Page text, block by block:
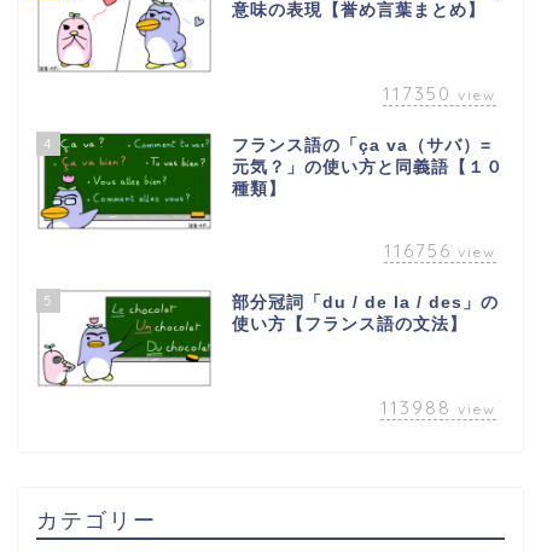
意味の表現【誉め言葉まとめ】
117350 view
4
フランス語の「ça va（サバ）=
元気？」の使い方と同義語【１０
種類】
116756 view
5
部分冠詞「du / de la / des」の
使い方【フランス語の文法】
113988 view
カテゴリー